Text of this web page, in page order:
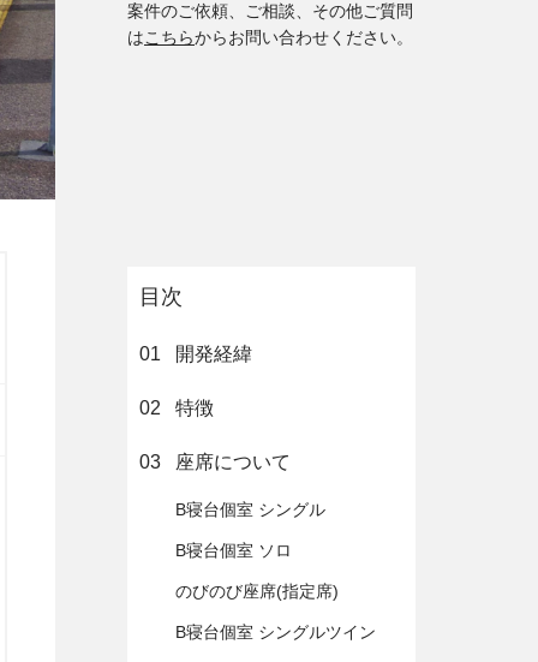
案件のご依頼、ご相談、その他ご質問
はこちらからお問い合わせください。
目次
01 開発経緯
02 特徴
03 座席について
B寝台個室 シングル
B寝台個室 ソロ
のびのび座席(指定席)
B寝台個室 シングルツイン